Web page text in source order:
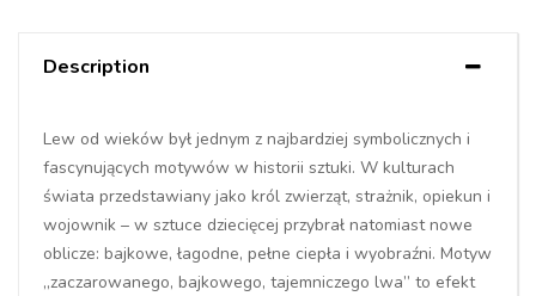
Description
Lew od wieków był jednym z najbardziej symbolicznych i
fascynujących motywów w historii sztuki. W kulturach
świata przedstawiany jako król zwierząt, strażnik, opiekun i
wojownik – w sztuce dziecięcej przybrał natomiast nowe
oblicze: bajkowe, łagodne, pełne ciepła i wyobraźni. Motyw
„zaczarowanego, bajkowego, tajemniczego lwa” to efekt